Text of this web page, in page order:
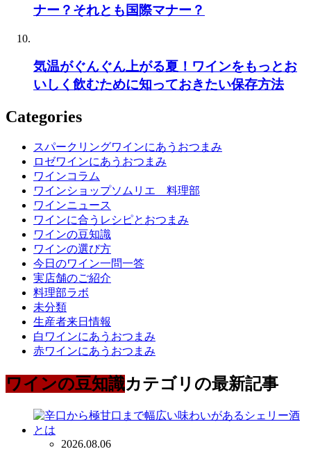
ナー？それとも国際マナー？
気温がぐんぐん上がる夏！ワインをもっとお
いしく飲むために知っておきたい保存方法
Categories
スパークリングワインにあうおつまみ
ロゼワインにあうおつまみ
ワインコラム
ワインショップソムリエ 料理部
ワインニュース
ワインに合うレシピとおつまみ
ワインの豆知識
ワインの選び方
今日のワイン一問一答
実店舗のご紹介
料理部ラボ
未分類
生産者来日情報
白ワインにあうおつまみ
赤ワインにあうおつまみ
ワインの豆知識カテゴリの最新記事
2026.08.06